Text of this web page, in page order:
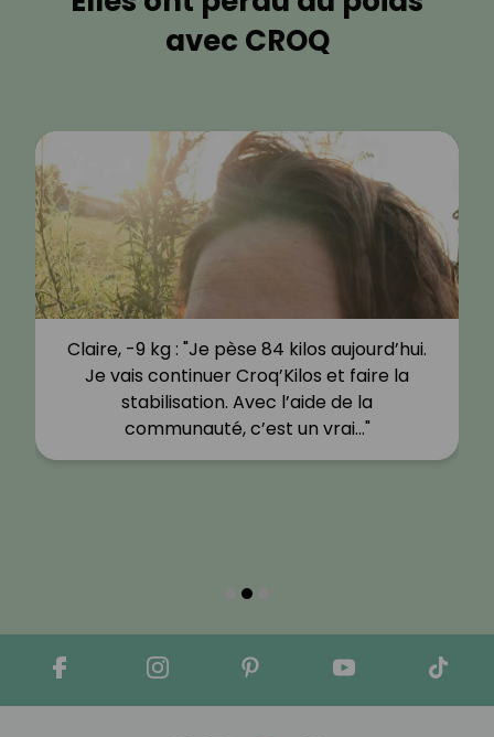
avec CROQ
Claire, -9 kg : "Je pèse 84 kilos aujourd’hui.
Je vais continuer Croq’Kilos et faire la
stabilisation. Avec l’aide de la
communauté, c’est un vrai…"